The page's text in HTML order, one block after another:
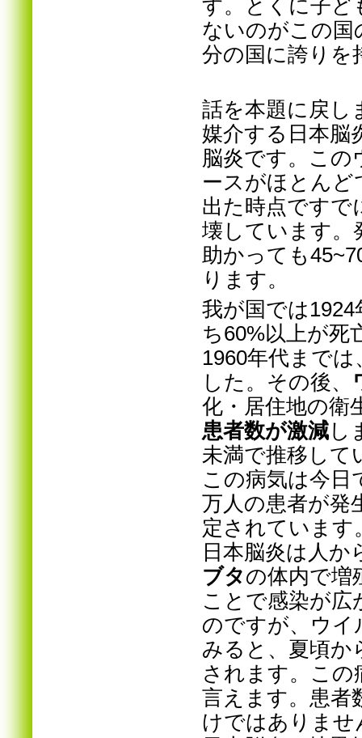
す。とくに子ど
ないのがこの国
分の国に誇りを
話を本題に戻し
媒介する日本脳
脳炎です。この
ースがほとんど
出た時点ですで
壊しています。
助かっても
ります。
我が国では
ち60%以上が死
1960年代まで
した。その後、
化・居住地の衛
患者数が激減し
未満で推移して
この病気は今日
万人の患者が発
定されています
日本脳炎は人
ブタの体内で増
ことで感染が広
のですが、ウイ
みると、夏頃か
されます。こ
言えます。患者
けではありませ